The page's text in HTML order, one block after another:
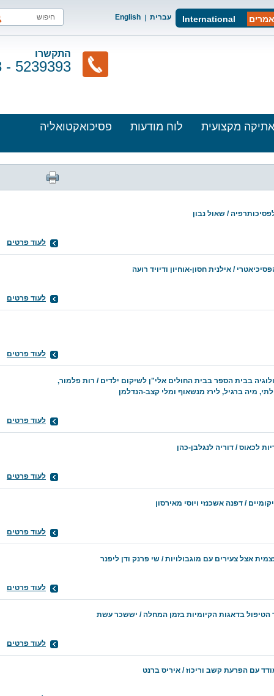
International עברית English
התקשרו
- 5239393
אתיקה מקצועית לוח מודעות פסיכואקטואליה
/ שאול נבון
לעוד פרטים
/ אילנית חסון-אוחיון ודיויד רועה
לעוד פרטים
לעוד פרטים
בבית הספר בבית החולים אלי"ן לשיקום ילדים / רות פלמור,
מיה ברגיל, לירז מנשאוף ומלי קצב-הנדלמן
לעוד פרטים
לכאוס / דוריה לנגלבן-כהן
לעוד פרטים
/ דפנה אשכנזי ויוסי מאירסון
לעוד פרטים
אצל צעירים עם מוגבולויות / שי פרנק ודן ליפנר
לעוד פרטים
הטיפול בדאגות הקיומיות בזמן המחלה / יששכר עשת
לעוד פרטים
עם הפרעת קשב וריכוז / איריס ברנט